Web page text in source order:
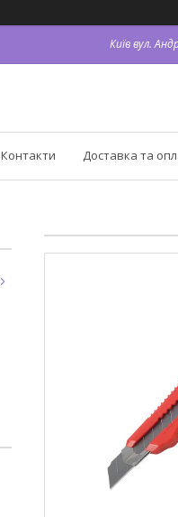
Київ вул.
Контакти Доставка та